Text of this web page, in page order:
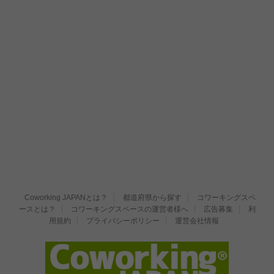
Coworking JAPANとは？ 都道府県から探す
コワーキングスペ
ースとは？
コワーキングスペースの運営者様へ 広告募集
利
用規約
プライバシーポリシー 運営会社情報